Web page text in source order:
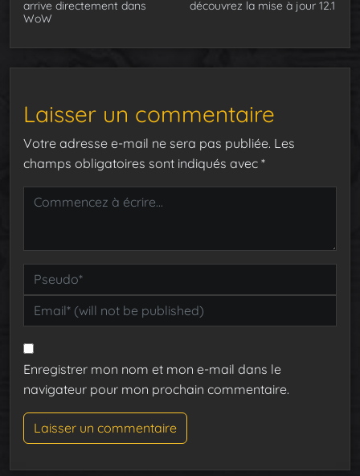
arrive directement dans
WoW
découvrez la mise à jour 12.1
Laisser un commentaire
Votre adresse e-mail ne sera pas publiée. Les
champs obligatoires sont indiqués avec *
Enregistrer mon nom et mon e-mail dans le
navigateur pour mon prochain commentaire.